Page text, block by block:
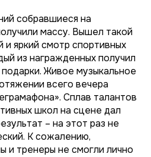
собравшиеся на
массу. Вышел такой
и яркий смотр спортивных
из награжденных получил
Живое музыкальное
всего вечера
Сплав талантов
школ на сцене дал
– на этот раз не
К сожалению,
и тренеры не смогли лично